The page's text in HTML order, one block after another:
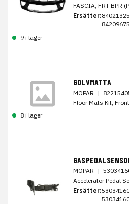
FASCIA, FRT BPR
Ersätter:
84209675
9 i lager
GOLVMATTA
MOPAR |
Floor Mats Kit,
8 i lager
MOPAR |
Accelerator Pedal
Ersätter: